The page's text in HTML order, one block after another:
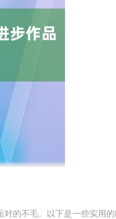
的不毛。以下是一些实用